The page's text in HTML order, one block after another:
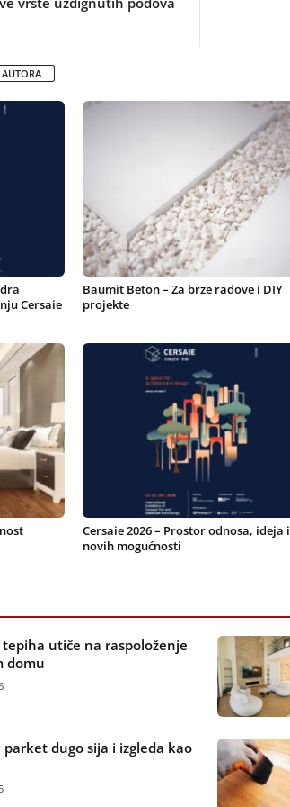
Cersaie
Baumit Beton – Za brze radove i DIY
projekte
Cersaie 2026 – Prostor odnosa, ideja i
novih mogućnosti
tepiha utiče na raspoloženje
domu
parket dugo sija i izgleda kao